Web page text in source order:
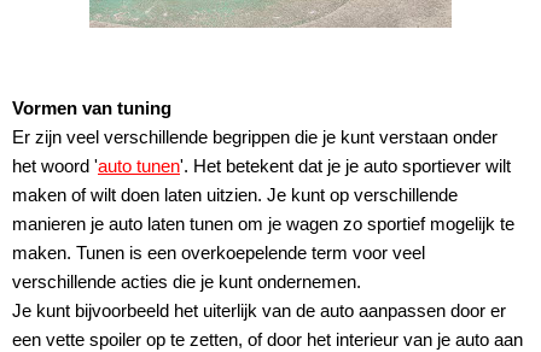
Vormen van tuning
Er zijn veel verschillende begrippen die je kunt verstaan onder
het woord 'auto tunen'. Het betekent dat je je auto sportiever wilt
maken of wilt doen laten uitzien. Je kunt op verschillende
manieren je auto laten tunen om je wagen zo sportief mogelijk te
maken. Tunen is een overkoepelende term voor veel
verschillende acties die je kunt ondernemen.
Je kunt bijvoorbeeld het uiterlijk van de auto aanpassen door er
een vette spoiler op te zetten, of door het interieur van je auto aan